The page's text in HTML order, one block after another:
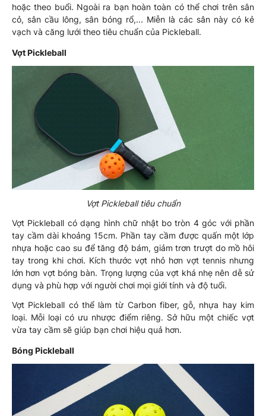
hoặc theo buổi. Ngoài ra bạn hoàn toàn có thể chơi trên sân
cỏ, sân cầu lông, sân bóng rổ,... Miễn là các sân này có kẻ
vạch và căng lưới theo tiêu chuẩn của Pickleball.
Vợt Pickleball
Vợt Pickleball tiêu chuẩn
Vợt Pickleball có dạng hình chữ nhật bo tròn 4 góc với phần
tay cầm dài khoảng 15cm. Phần tay cầm được quấn một lớp
nhựa hoặc cao su để tăng độ bám, giảm trơn trượt do mồ hôi
tay trong khi chơi. Kích thước vợt nhỏ hơn vợt tennis nhưng
lớn hơn vợt bóng bàn. Trọng lượng của vợt khá nhẹ nên dễ sử
dụng và phù hợp với người chơi mọi giới tính và độ tuổi.
Vợt Pickleball có thể làm từ Carbon fiber, gỗ, nhựa hay kim
loại. Mỗi loại có ưu nhược điểm riêng. Sở hữu một chiếc vợt
vừa tay cầm sẽ giúp bạn chơi hiệu quả hơn.
Bóng Pickleball